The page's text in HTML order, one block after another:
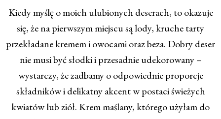
Kiedy myślę o moich ulubionych deserach, to okazuje
się, że na pierwszym miejscu są lody, kruche tarty
przekładane kremem i owocami oraz beza. Dobry deser
nie musi być słodki i przesadnie udekorowany –
wystarczy, że zadbamy o odpowiednie proporcje
składników i delikatny akcent w postaci świeżych
kwiatów lub ziół. Krem maślany, którego użyłam do